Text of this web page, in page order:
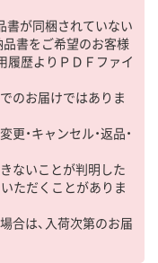
書が同梱されていない
書をご希望のお客様
履歴よりＰＤＦファイ
のお届けではありま
・キャンセル・返品・
ないことが判明した
ただくことがありま
合は、入荷次第のお届